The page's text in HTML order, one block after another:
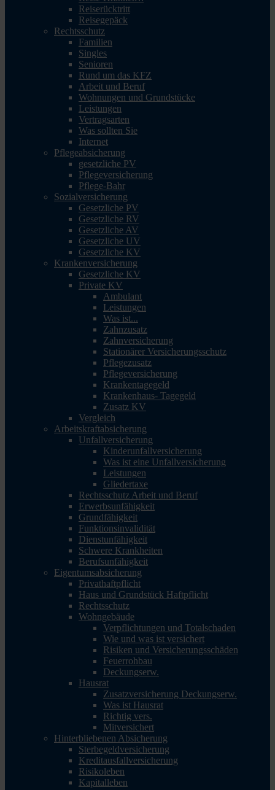
Reiserücktritt
Reisegepäck
Rechtsschutz
Familien
Singles
Senioren
Rund um das KFZ
Arbeit und Beruf
Wohnungen und Grundstücke
Leistungen
Vertragsarten
Was sollten Sie
Internet
Pflegeabsicherung
gesetzliche PV
Pflegeversicherung
Pflege-Bahr
Sozialversicherung
Gesetzliche PV
Gesetzliche RV
Gesetzliche AV
Gesetzliche UV
Gesetzliche KV
Krankenversicherung
Gesetzliche KV
Private KV
Ambulant
Leistungen
Was ist...
Zahnzusatz
Zahnversicherung
Stationärer Versicherungsschutz
Pflegezusatz
Pflegeversicherung
Krankentagegeld
Krankenhaus- Tagegeld
Zusatz KV
Vergleich
Arbeitskraftabsicherung
Unfallversicherung
Kinderunfallversicherung
Was ist eine Unfallversicherung
Leistungen
Gliedertaxe
Rechtsschutz Arbeit und Beruf
Erwerbsunfähigkeit
Grundfähigkeit
Funktionsinvalidität
Dienstunfähigkeit
Schwere Krankheiten
Berufsunfähigkeit
Eigentumsabsicherung
Privathaftpflicht
Haus und Grundstück Haftpflicht
Rechtsschutz
Wohngebäude
Verpflichtungen und Totalschaden
Wie und was ist versichert
Risiken und Versicherungsschäden
Feuerrohbau
Deckungserw.
Hausrat
Zusatzversicherung Deckungserw.
Was ist Hausrat
Richtig vers.
Mitversichert
Hinterbliebenen Absicherung
Sterbegeldversicherung
Kreditausfallversicherung
Risikoleben
Kapitalleben